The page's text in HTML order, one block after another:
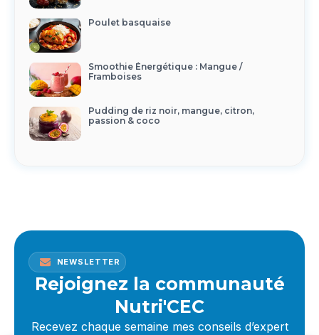
Poulet basquaise
Smoothie Énergétique : Mangue /
Framboises
Pudding de riz noir, mangue, citron,
passion & coco
NEWSLETTER
Rejoignez la communauté
Nutri'CEC
Recevez chaque semaine mes conseils d’expert